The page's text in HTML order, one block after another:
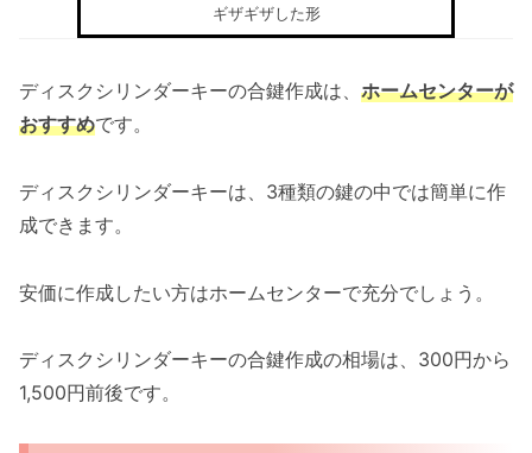
ギザギザした形
ディスクシリンダーキーの合鍵作成は、 ホームセンターが
おすすめです。
ディスクシリンダーキーは、3種類の鍵の中では簡単に作
成できます。
安価に作成したい方はホームセンターで充分でしょう。
ディスクシリンダーキーの合鍵作成の相場は、300円から
1,500円前後です。